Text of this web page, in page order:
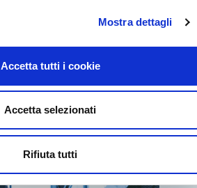
Mostra dettagli
Accetta tutti i cookie
Accetta selezionati
Rifiuta tutti